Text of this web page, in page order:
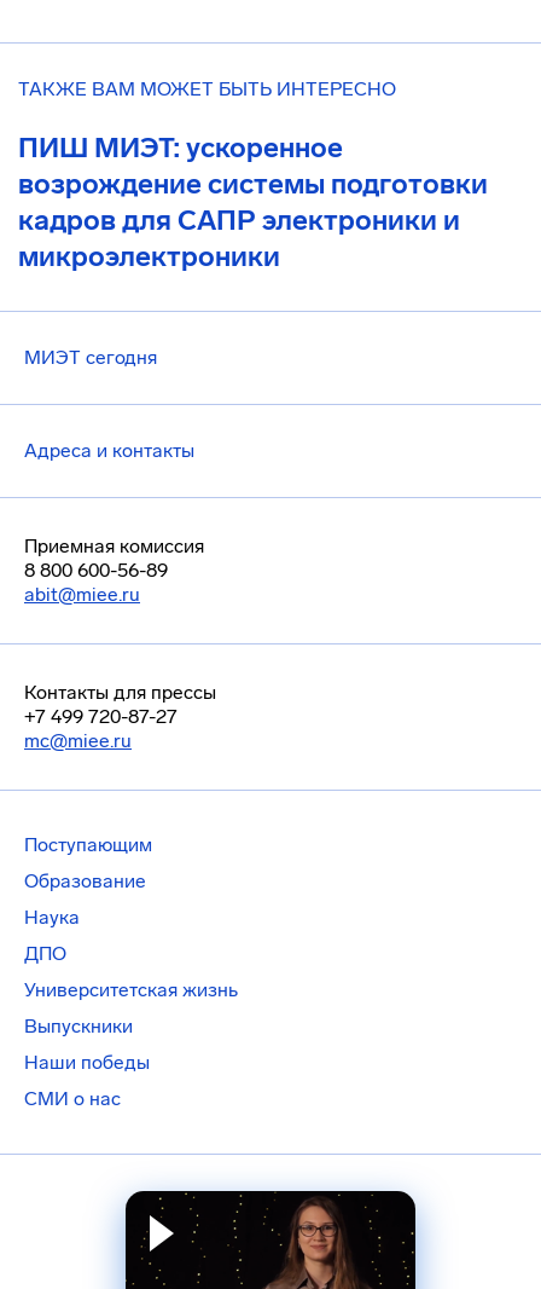
ТАКЖЕ ВАМ МОЖЕТ БЫТЬ ИНТЕРЕСНО
ПИШ МИЭТ: ускоренное
возрождение системы подготовки
кадров для САПР электроники и
микроэлектроники
МИЭТ сегодня
Адреса и контакты
Приемная комиссия
8 800 600-56-89
abit@miee.ru
Контакты для прессы
+7 499 720-87-27
mc@miee.ru
Поступающим
Образование
Наука
ДПО
Университетская жизнь
Выпускники
Наши победы
СМИ о нас